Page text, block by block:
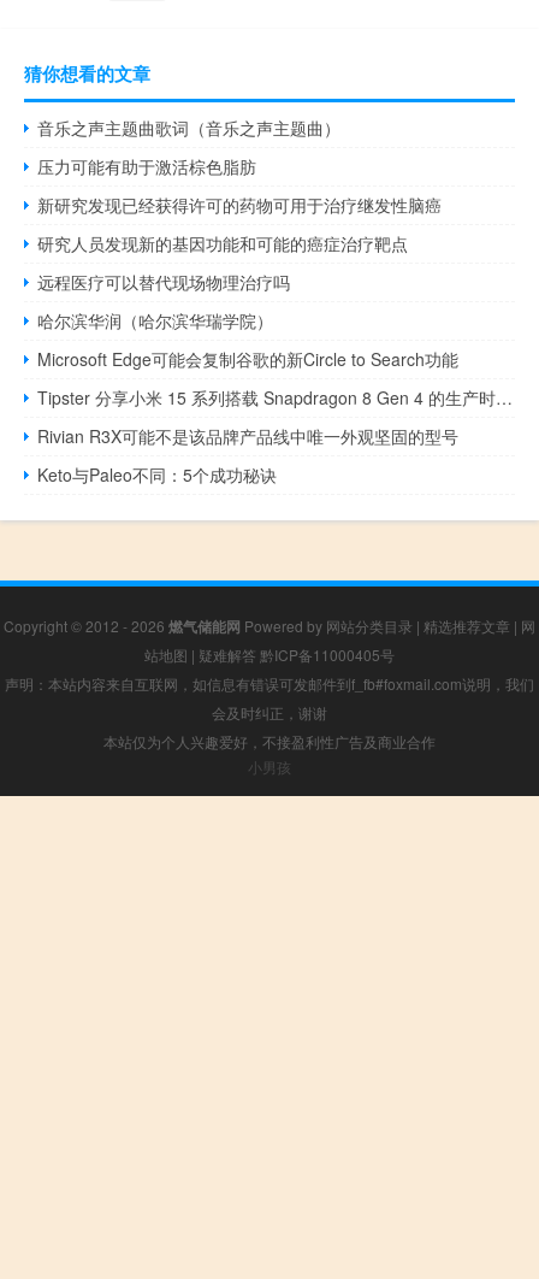
猜你想看的文章
音乐之声主题曲歌词（音乐之声主题曲）
压力可能有助于激活棕色脂肪
新研究发现已经获得许可的药物可用于治疗继发性脑癌
研究人员发现新的基因功能和可能的癌症治疗靶点
远程医疗可以替代现场物理治疗吗
哈尔滨华润（哈尔滨华瑞学院）
Microsoft Edge可能会复制谷歌的新Circle to Search功能
Tipster 分享小米 15 系列搭载 Snapdragon 8 Gen 4 的生产时间表信息
Rivian R3X可能不是该品牌产品线中唯一外观坚固的型号
Keto与Paleo不同：5个成功秘诀
Copyright © 2012 - 2026 燃气储能网 Powered by 网站分类目录 | 精选推荐文章 | 网
站地图 | 疑难解答 黔ICP备11000405号
声明：本站内容来自互联网，如信息有错误可发邮件到f_fb#foxmail.com说明，我们
会及时纠正，谢谢
本站仅为个人兴趣爱好，不接盈利性广告及商业合作
小男孩